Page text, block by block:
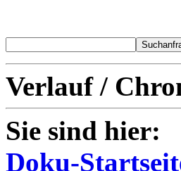
Verlauf /
Sie sind hier:
Doku-